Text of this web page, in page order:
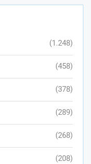
(1.248)
(458)
(378)
(289)
(268)
(208)